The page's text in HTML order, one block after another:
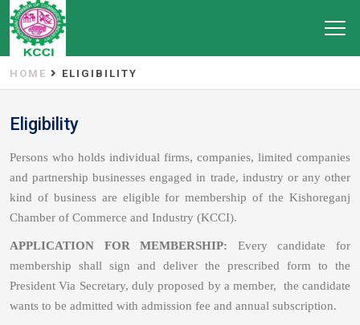
HOME ELIGIBILITY
Eligibility
Persons who holds individual firms, companies, limited companies
and partnership businesses engaged in trade, industry or any other
kind of business are eligible for membership of the Kishoreganj
Chamber of Commerce and Industry (KCCI).
APPLICATION FOR MEMBERSHIP: Every candidate for
membership shall sign and deliver the prescribed form to the
President Via Secretary, duly proposed by a member, the candidate
wants to be admitted with admission fee and annual subscription.